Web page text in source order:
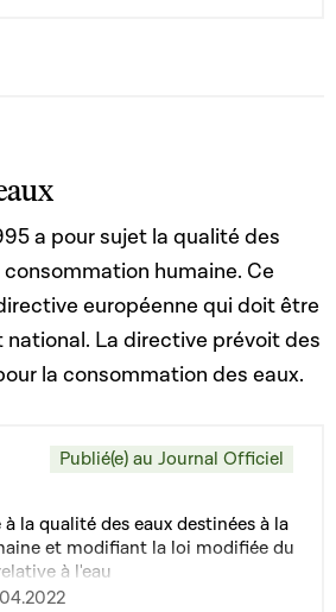
a pour sujet la qualité des
humaine. Ce
européenne qui doit être
La directive prévoit des
la consommation des eaux.
Publié(e) au Journal Officiel
la qualité des eaux destinées à la
et modifiant la loi modifiée du
à l'eau